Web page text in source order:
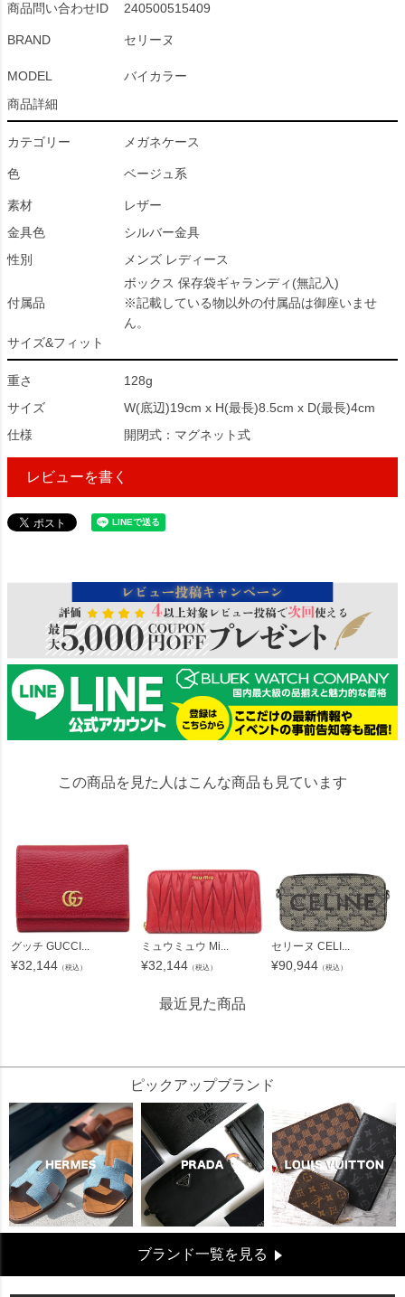
商品問い合わせID 240500515409
BRAND セリーヌ
MODEL
バイカラー
商品詳細
カテゴリー メガネケース
色 ベージュ系
素材
レザー
金具色
シルバー金具
性別
メンズ レディース
付属品
ボックス 保存袋ギャランディ(無記入)
※記載している物以外の付属品は御座いませ
ん。
サイズ&フィット
重さ
128g
サイズ
W(底辺)19cm x H(最長)8.5cm x D(最長)4cm
仕様
開閉式：マグネット式
レビューを書く
この商品を見た人はこんな商品も見ています
グッチ GUCCI...
¥32,144 （税込）
ミュウミュウ Mi...
¥32,144 （税込）
セリーヌ CELI...
¥90,944 （税込）
最近見た商品
ピックアップブランド
ブランド一覧を見る